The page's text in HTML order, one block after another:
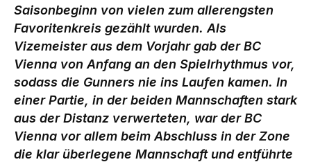
Saisonbeginn von vielen zum allerengsten
Favoritenkreis gezählt wurden. Als
Vizemeister aus dem Vorjahr gab der BC
Vienna von Anfang an den Spielrhythmus vor,
sodass die Gunners nie ins Laufen kamen. In
einer Partie, in der beiden Mannschaften stark
aus der Distanz verwerteten, war der BC
Vienna vor allem beim Abschluss in der Zone
die klar überlegene Mannschaft und entführte